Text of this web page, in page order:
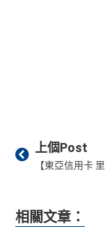
Prev
上個Post
相關文章：